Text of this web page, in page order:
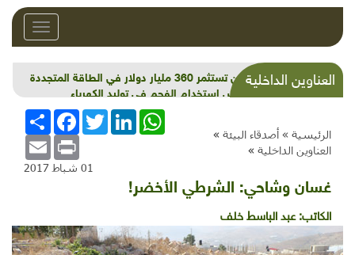
Toggle
العناوين الداخلية
الصين تستثمر 360 مليار دولار في الطاقة المتجددة
لتقليص استخدام الفحم في توليد الكهرباء
الرئيسية » أصدقاء البيئة »
العناوين الداخلية »
انشر
FacebookTwitterLinkedInWhatsApp
Email Print
01 شباط 2017
غسان وشاحي: الشرطي الأخضر!
الكاتب:عبد الباسط خلف